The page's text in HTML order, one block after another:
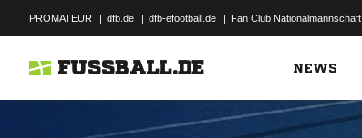
PROMATEUR | dfb.de | dfb-efootball.de | Fan Club Nationalmannschaft
FUSSBALL.DE NEWS